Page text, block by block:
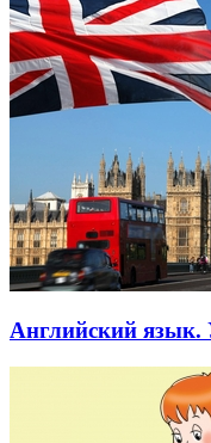
Английский язык.